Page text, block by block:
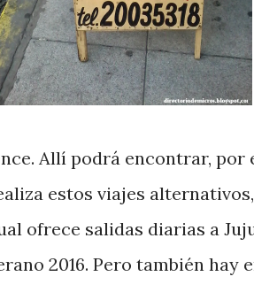
Allí podrá encontrar, por
estos viajes
ofrece salidas diarias a
2016. Pero también hay